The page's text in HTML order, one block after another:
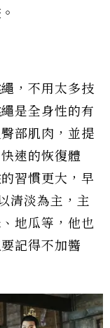
，不用太多技
是全身性的有
部肌肉，並提
速的恢復體
習慣更大，早
清淡為主，主
地瓜等，他也
記得不加醬